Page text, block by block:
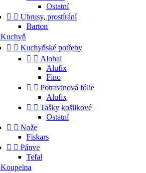
Ostatní
  Ubrusy, prostírání
Barton
Kuchyň
  Kuchyňské potřeby
  Alobal
Alufix
Fino
  Potravinová fólie
Alufix
  Tašky košilkové
Ostatní
  Nože
Fiskars
  Pánve
Tefal
Koupelna